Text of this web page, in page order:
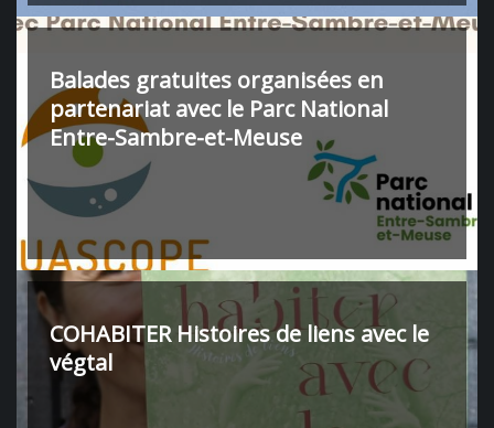
Balades gratuites organisées en
partenariat avec le Parc National
Entre-Sambre-et-Meuse
COHABITER Histoires de liens avec le
végtal